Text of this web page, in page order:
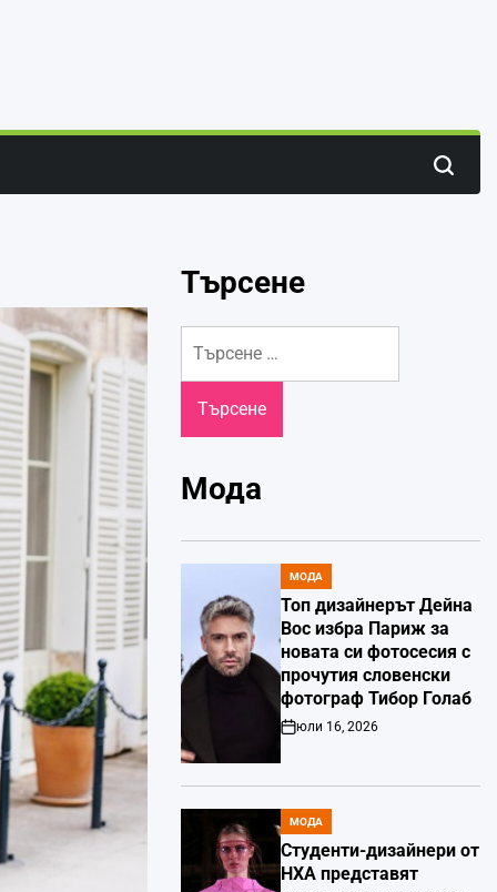
Search
Търсене
за:
Мода
POSTED
IN
МОДА
Топ дизайнерът Дейна
Вос избра Париж за
новата си фотосесия с
прочутия словенски
фотограф Тибор Голаб
Post
юли 16, 2026
POSTED
IN
МОДА
Студенти-дизайнери от
НХА представят